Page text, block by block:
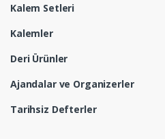
Kalem Setleri
Kalemler
Deri Ürünler
Ajandalar ve Organizerler
Tarihsiz Defterler